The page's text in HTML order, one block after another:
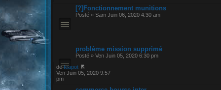
[?]Fonctionnement munitions
Posté » Sam Juin 06, 2020 4:30 am
problème mission supprimé
Posté » Ven Juin 05, 2020 6:30 pm
deteapot
Ven Juin 05, 2020 9:57
pm